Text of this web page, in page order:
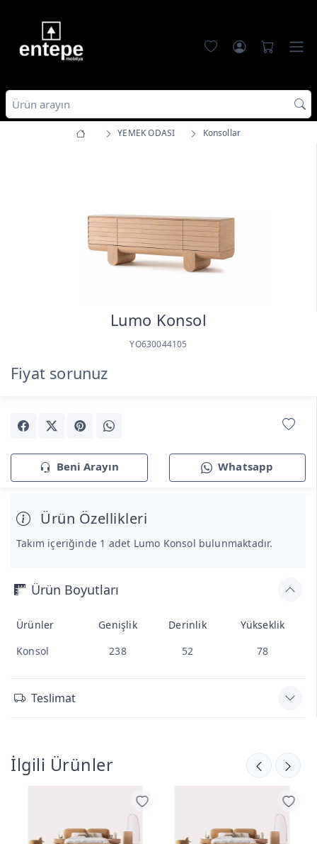
YEMEK ODASI Konsollar
Lumo Konsol
YO630044105
Fiyat sorunuz
Beni Arayın Whatsapp
Ürün Özellikleri
Takım içeriğinde 1 adet Lumo Konsol bulunmaktadır.
Ürün Boyutları
Ürünler Genişlik Derinlik
Yükseklik
Konsol
238 52 78
Teslimat
İlgili Ürünler